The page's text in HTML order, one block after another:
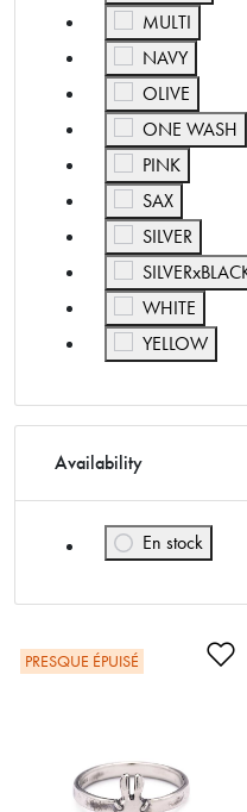
MULTI
Affiner par Color:
NAVY
Affiner par Color:
OLIVE
Affiner par Color:
ONE WASH
Affiner par
PINK
Affiner par Color:
SAX
Affiner par Color:
SILVER
Affiner par Color:
Affiner par Color:
WHITE
Affiner par Color:
YELLOW
Affiner par Color:
Availability
En stock
Affiner par
PRESQUE ÉPUISÉ